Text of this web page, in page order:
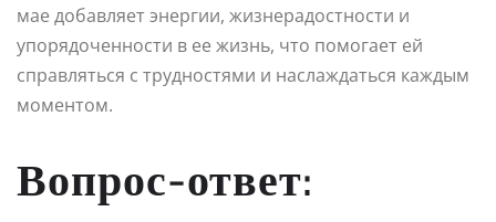
мае добавляет энергии, жизнерадостности и
упорядоченности в ее жизнь, что помогает ей
справляться с трудностями и наслаждаться каждым
моментом.
Вопрос-ответ: